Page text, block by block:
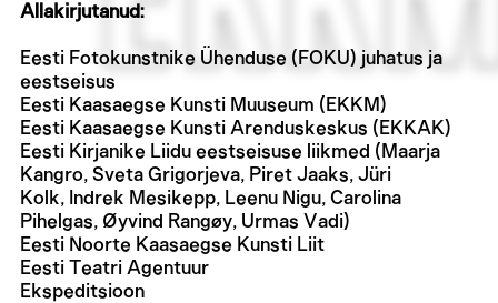
Allakirjutanud:
Eesti Fotokunstnike Ühenduse (FOKU) juhatus ja
eestseisus
Eesti Kaasaegse Kunsti Muuseum (EKKM)
Eesti Kaasaegse Kunsti Arenduskeskus (EKKAK)
Eesti Kirjanike Liidu eestseisuse liikmed (Maarja
Kangro, Sveta Grigorjeva, Piret Jaaks, Jüri
Kolk, Indrek Mesikepp, Leenu Nigu, Carolina
Pihelgas, Øyvind Rangøy, Urmas Vadi)
Eesti Noorte Kaasaegse Kunsti Liit
Eesti Teatri Agentuur
Ekspeditsioon